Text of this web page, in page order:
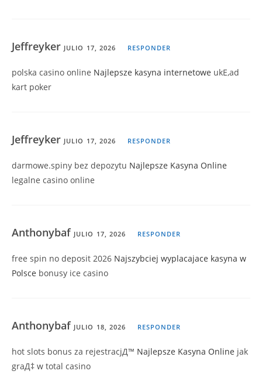
Jeffreyker JULIO 17, 2026 RESPONDER
polska casino online Najlepsze kasyna internetowe ukЕ‚ad
kart poker
Jeffreyker JULIO 17, 2026 RESPONDER
darmowe.spiny bez depozytu Najlepsze Kasyna Online
legalne casino online
Anthonybaf JULIO 17, 2026 RESPONDER
free spin no deposit 2026 Najszybciej wyplacajace kasyna w
Polsce bonusy ice casino
Anthonybaf JULIO 18, 2026 RESPONDER
hot slots bonus za rejestracjД™ Najlepsze Kasyna Online jak
graД‡ w total casino